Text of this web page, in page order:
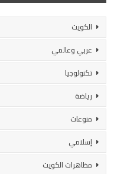
الكويت
عربي وعالمي
تكنولوجيا
رياضة
منوعات
إسلامي
مظاهرات الكويت